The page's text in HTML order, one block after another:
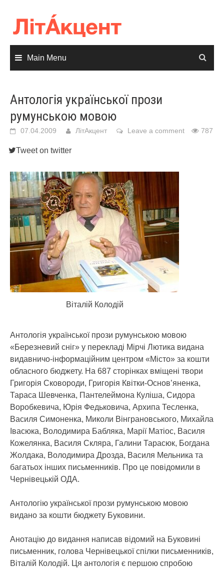
content
Main Menu
Антологія української прози
румунською мовою
07.04.2009 ЛітАкцент Leave a comment 787
Tweet on twitter
Віталій Колодій
Антологія української прози румунською мовою
«Березневий сніг» у перекладі Мірчі Лютика видана
видавничо-інформаційним центром «Місто» за кошти
обласного бюджету. На 687 сторінках вміщені твори
Григорія Сковороди, Григорія Квітки-Основ’яненка,
Тараса Шевченка, Пантелеймона Куліша, Сидора
Воробкевича, Юрія Федьковича, Архипа Тесленка,
Василя Симоненка, Миколи Вінграновського, Михайла
Івасюка, Володимира Бабляка, Марії Матіос, Василя
Кожелянка, Василя Скляра, Галини Тарасюк, Богдана
Жолдака, Володимира Дрозда, Василя Мельника та
багатьох інших письменників. Про це повідомили в
Чернівецькій ОДА.
Антологію української прози румунською мовою
видано за кошти бюджету Буковини.
Анотацію до видання написав відомий на Буковині
письменник, голова Чернівецької спілки письменників,
Віталій Колодій. Ця антологія є першою спробою